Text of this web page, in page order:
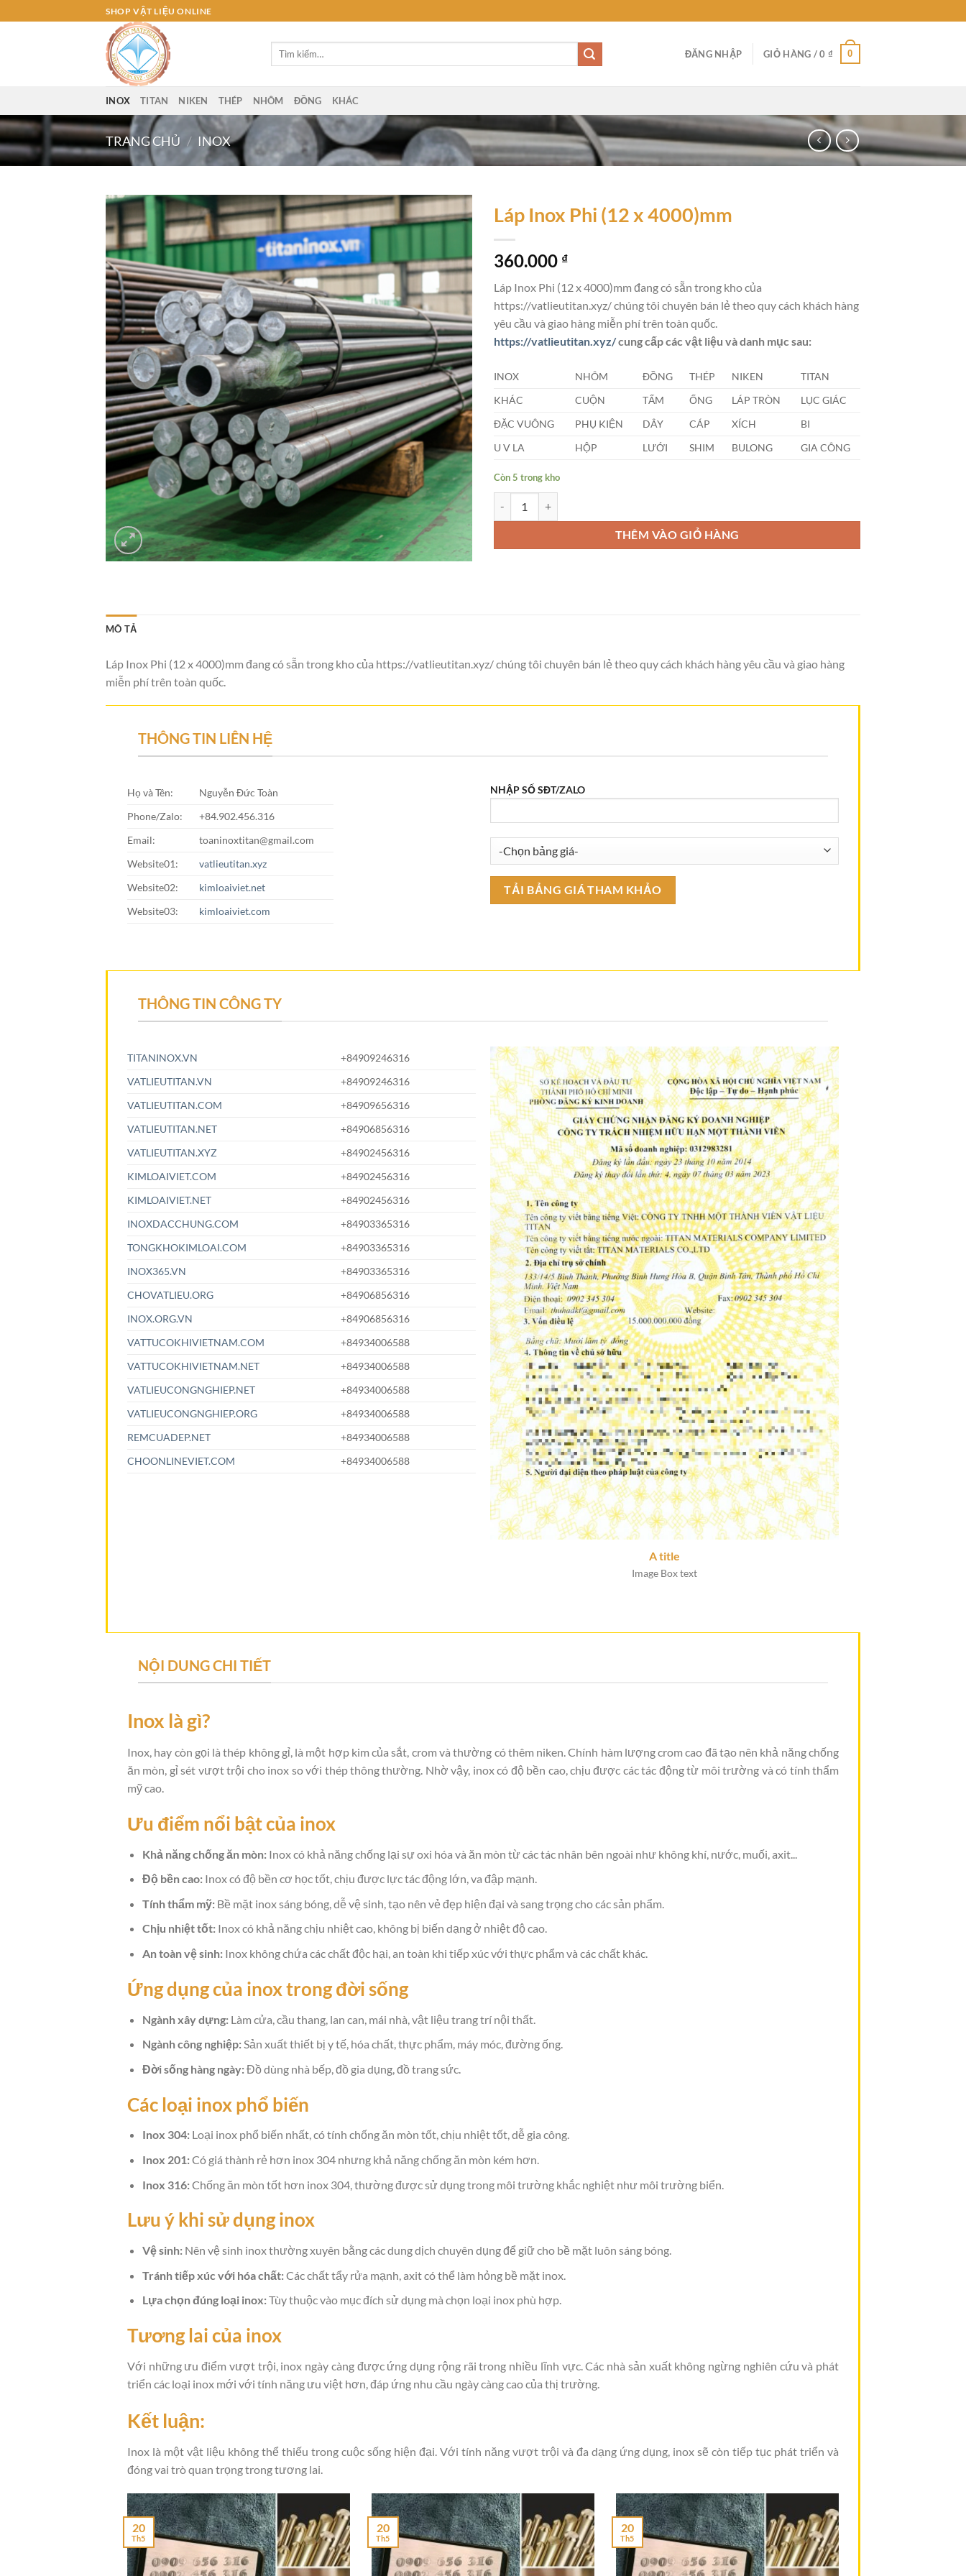
qua
SHOP VẬT LIỆU ONLINE
Tìm
ĐĂNG NHẬP GIỎ HÀNG /0 ₫ 0
INOX TITAN NIKEN THÉP NHÔM ĐỒNG KHÁC
TRANG CHỦ / INOX
Láp Inox Phi (12 x 4000)mm
360.000 ₫
Láp Inox Phi (12 x 4000)mm đang có sẵn trong kho của
https://vatlieutitan.xyz/ chúng tôi chuyên bán lẻ theo quy cách khách hàng
yêu cầu và giao hàng miễn phí trên toàn quốc.
https://vatlieutitan.xyz/cung cấp các vật liệu và danh mục sau:
INOX NHÔM ĐỒNG THÉP NIKEN
TITAN
KHÁC
CUỘN TẤM ỐNG LÁP TRÒN
LỤC GIÁC
ĐẶC VUÔNG
PHỤ KIỆN DÂY CÁP XÍCH
BI
U V LA
HỘP LƯỚI SHIM BULONG GIA CÔNG
Còn 5 trong kho
THÊM VÀO GIỎ HÀNG
MÔ TẢ
Láp Inox Phi (12 x 4000)mm đang có sẵn trong kho của https://vatlieutitan.xyz/ chúng tôi chuyên bán lẻ theo quy cách khách hàng yêu cầu và giao hàng
miễn phí trên toàn quốc.
THÔNG TIN LIÊN HỆ
Họ và Tên:
Nguyễn Đức Toàn
Phone/Zalo:
+84.902.456.316
Email:
toaninoxtitan@gmail.com
Website01:
vatlieutitan.xyz
Website02:
kimloaiviet.net
Website03:
kimloaiviet.com
NHẬP SỐ SĐT/ZALO
THÔNG TIN CÔNG TY
TITANINOX.VN
+84909246316
VATLIEUTITAN.VN
+84909246316
VATLIEUTITAN.COM
+84909656316
VATLIEUTITAN.NET
+84906856316
VATLIEUTITAN.XYZ
+84902456316
KIMLOAIVIET.COM
+84902456316
KIMLOAIVIET.NET
+84902456316
INOXDACCHUNG.COM
+84903365316
TONGKHOKIMLOAI.COM
+84903365316
INOX365.VN
+84903365316
CHOVATLIEU.ORG
+84906856316
INOX.ORG.VN
+84906856316
VATTUCOKHIVIETNAM.COM
+84934006588
VATTUCOKHIVIETNAM.NET
+84934006588
VATLIEUCONGNGHIEP.NET
+84934006588
VATLIEUCONGNGHIEP.ORG
+84934006588
REMCUADEP.NET
+84934006588
CHOONLINEVIET.COM
+84934006588
A title
Image Box text
NỘI DUNG CHI TIẾT
Inox là gì?
Inox, hay còn gọi là thép không gỉ, là một hợp kim của sắt, crom và thường có thêm niken. Chính hàm lượng crom cao đã tạo nên khả năng chống
ăn mòn, gỉ sét vượt trội cho inox so với thép thông thường. Nhờ vậy, inox có độ bền cao, chịu được các tác động từ môi trường và có tính thẩm
mỹ cao.
Ưu điểm nổi bật của inox
Khả năng chống ăn mòn:Inox có khả năng chống lại sự oxi hóa và ăn mòn từ các tác nhân bên ngoài như không khí, nước, muối, axit...
Độ bền cao:Inox có độ bền cơ học tốt, chịu được lực tác động lớn, va đập mạnh.
Tính thẩm mỹ:Bề mặt inox sáng bóng, dễ vệ sinh, tạo nên vẻ đẹp hiện đại và sang trọng cho các sản phẩm.
Chịu nhiệt tốt:Inox có khả năng chịu nhiệt cao, không bị biến dạng ở nhiệt độ cao.
An toàn vệ sinh:Inox không chứa các chất độc hại, an toàn khi tiếp xúc với thực phẩm và các chất khác.
Ứng dụng của inox trong đời sống
Ngành xây dựng:Làm cửa, cầu thang, lan can, mái nhà, vật liệu trang trí nội thất.
Ngành công nghiệp:Sản xuất thiết bị y tế, hóa chất, thực phẩm, máy móc, đường ống.
Đời sống hàng ngày:Đồ dùng nhà bếp, đồ gia dụng, đồ trang sức.
Các loại inox phổ biến
Inox 304:Loại inox phổ biến nhất, có tính chống ăn mòn tốt, chịu nhiệt tốt, dễ gia công.
Inox 201:Có giá thành rẻ hơn inox 304 nhưng khả năng chống ăn mòn kém hơn.
Inox 316:Chống ăn mòn tốt hơn inox 304, thường được sử dụng trong môi trường khắc nghiệt như môi trường biển.
Lưu ý khi sử dụng inox
Vệ sinh:Nên vệ sinh inox thường xuyên bằng các dung dịch chuyên dụng để giữ cho bề mặt luôn sáng bóng.
Tránh tiếp xúc với hóa chất:Các chất tẩy rửa mạnh, axit có thể làm hỏng bề mặt inox.
Lựa chọn đúng loại inox:Tùy thuộc vào mục đích sử dụng mà chọn loại inox phù hợp.
Tương lai của inox
Với những ưu điểm vượt trội, inox ngày càng được ứng dụng rộng rãi trong nhiều lĩnh vực. Các nhà sản xuất không ngừng nghiên cứu và phát
triển các loại inox mới với tính năng ưu việt hơn, đáp ứng nhu cầu ngày càng cao của thị trường.
Kết luận:
Inox là một vật liệu không thể thiếu trong cuộc sống hiện đại. Với tính năng vượt trội và đa dạng ứng dụng, inox sẽ còn tiếp tục phát triển và
đóng vai trò quan trọng trong tương lai.
20
Th5
20
Th5
20
Th5